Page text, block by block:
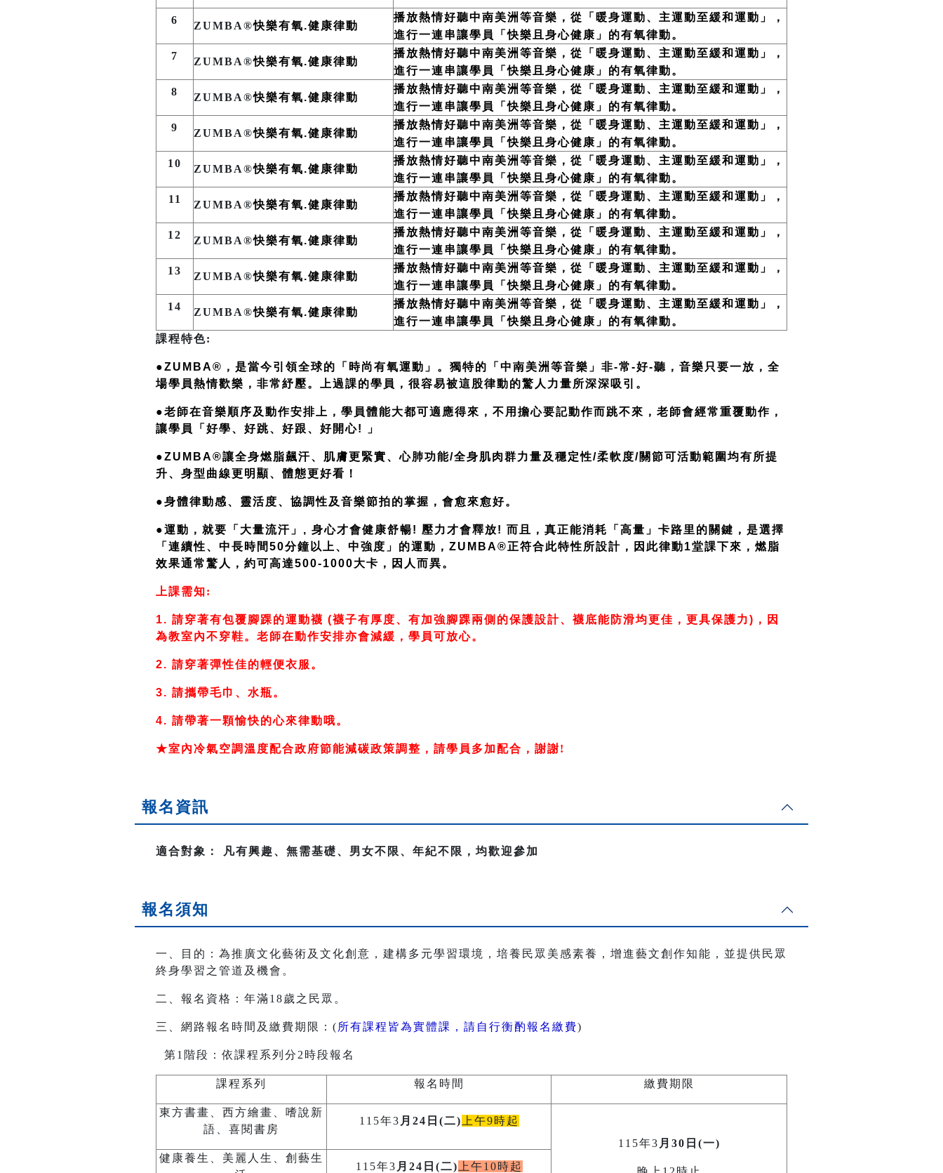
6 ZUMBA®快樂有氧.健康律動
播放熱情好聽中南美洲 等音樂，從「暖身運動、主運動至緩和運動」，
進行一連串讓學員「快樂且身心健康」的有氧律動。
7
ZUMBA®快樂有氧.健康律動
播放熱情好聽中南美洲 等音樂，從「暖身運動、主運動至緩和運動」，
進行一連串讓學員「快樂且身心健康」的有氧律動。
8
ZUMBA®快樂有氧.健康律動
播放熱情好聽中南美洲 等音樂，從「暖身運動、主運動至緩和運動」，
進行一連串讓學員「快樂且身心健康」的有氧律動。
9
ZUMBA®快樂有氧.健康律動
播放熱情好聽中南美洲 等音樂，從「暖身運動、主運動至緩和運動」，
進行一連串讓學員「快樂且身心健康」的有氧律動。
10
ZUMBA®快樂有氧.健康律動
播放熱情好聽中南美洲 等音樂，從「暖身運動、主運動至緩和運動」，
進行一連串讓學員「快樂且身心健康」的有氧律動。
11
ZUMBA®快樂有氧.健康律動
播放熱情好聽中南美洲 等音樂，從「暖身運動、主運動至緩和運動」，
進行一連串讓學員「快樂且身心健康」的有氧律動。
12
ZUMBA®快樂有氧.健康律動
播放熱情好聽中南美洲 等音樂，從「暖身運動、主運動至緩和運動」，
進行一連串讓學員「快樂且身心健康」的有氧律動。
13
ZUMBA®快樂有氧.健康律動
播放熱情好聽中南美洲 等音樂，從「暖身運動、主運動至緩和運動」，
進行一連串讓學員「快樂且身心健康」的有氧律動。
14
ZUMBA®快樂有氧.健康律動
播放熱情好聽中南美洲 等音樂，從「暖身運動、主運動至緩和運動」，
進行一連串讓學員「快樂且身心健康」的有氧律動。
課程特色:
●ZUMBA®，是當今引領全球的「時尚有氧運動」。獨特的「中南美洲等音樂」非-常-好-聽，音樂只要一放，全
場學員熱情歡樂，非常紓壓。上過課的學員，很容易被這股律動的驚人力量所深深吸引。
●老師在音樂順序及動作安排上，學員體能大都可適應得來，不用擔心要記動作而跳不來，老師會經常重覆動作，
讓學員「好學、好跳、好跟、好開心! 」
●ZUMBA®讓全身燃脂飆汗、肌膚更緊實、心肺功能/全身肌肉群力量及穩定性/柔軟度/關節可活動範圍均有所提
升、身型曲線更明顯、體態更好看！
●身體律動感、靈活度、協調性及音樂節拍的掌握，會愈來愈好。
●運動，就要「大量流汗」, 身心才會健康舒暢! 壓力才會釋放! 而且，真正能消耗「高量」卡路里的關鍵，是選擇
「連續性、中長時間50分鐘以上、中強度」的運動，ZUMBA®正符合此特性所設計，因此律動1堂課下來，燃脂
效果通常驚人，約可高達500-1000大卡，因人而異。
上課需知:
1. 請穿著有包覆腳踝的運動襪 (襪子有厚度、有加強腳踝兩側的保護設計、襪底能防滑均更佳，更具保護力)，因
為教室內不穿鞋。老師在動作安排亦會減緩，學員可放心。
2. 請穿著彈性佳的輕便衣服。
3. 請攜帶毛巾、水瓶。
4. 請帶著一顆愉快的心來律動哦。
★室內冷氣空調溫度配合政府節能減碳政策調整，請學員多加配合，謝謝!
報名資訊
適合對象： 凡有興趣、無需基礎、男女不限、年紀不限，均歡迎參加
報名須知
一、目的：為推廣文化藝術及文化創意，建構多元學習環境，培養民眾美感素養，增進藝文創作知能，並提供民眾
終身學習之管道及機會。
二、報名資格：年滿18歲之民眾。
三、網路報名時間及繳費期限：( 所有課程皆為實體課，請自行衡酌報名繳費)
第1階段：依課程系列分2時段報名
課程系列 報名時間 繳費期限
東方書畫、西方繪畫、嗜說新
語、喜閱書房
115年3 月24日(二) 上午9時起
115年3 月30日(一)
健康養生、美麗人生、創藝生
115年3 月24日(二) 上午10時起